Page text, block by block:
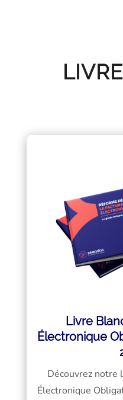
Livre
Électronique
Découvrez notre
Électronique